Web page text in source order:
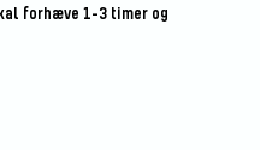
forhæve 1-3 timer og